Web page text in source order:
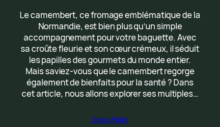
Le camembert, ce fromage emblématique de la
Normandie, est bien plus qu’un simple
accompagnement pour votre baguette. Avec
sa croûte fleurie et son cœur crémeux, il séduit
les papilles des gourmets du monde entier.
Mais saviez-vous que le camembert regorge
également de bienfaits pour la santé ? Dans
cet article, nous allons explorer ses multiples…
Debo Plats